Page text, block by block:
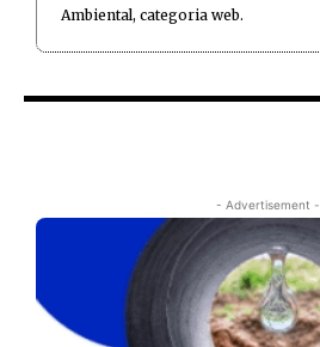
Ambiental, categoria web.
- Advertisement -